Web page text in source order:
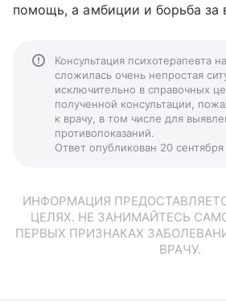
помощь, а амбиции и борьба за
Консультация психотерапевта
сложилась очень непростая
исключительно в справочных
полученной консультации,
к врачу, в том числе для
противопоказаний.
Ответ опубликован 20
ИНФОРМАЦИЯ
ЦЕЛЯХ. НЕ ЗАНИМАЙТЕСЬ
ПЕРВЫХ ПРИЗНАКАХ
ВРАЧУ.